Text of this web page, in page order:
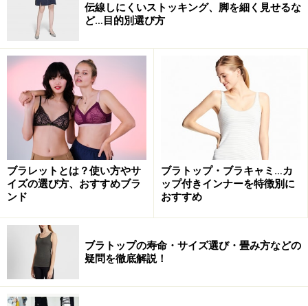
伝線しにくいストッキング、脚を細く見せるな
ど…目的別選び方
ブラレットとは？使い方やサ
イズの選び方、おすすめブラ
ンド
ブラトップ・ブラキャミ…カ
ップ付きインナーを特徴別に
おすすめ
ブラトップの寿命・サイズ選び・畳み方などの
疑問を徹底解説！